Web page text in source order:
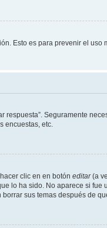
Esto es para prevenir el
Seguramente
encuestas, etc.
clic en en botón editar(a
lo ha sido. No aparece si
sus temas después de